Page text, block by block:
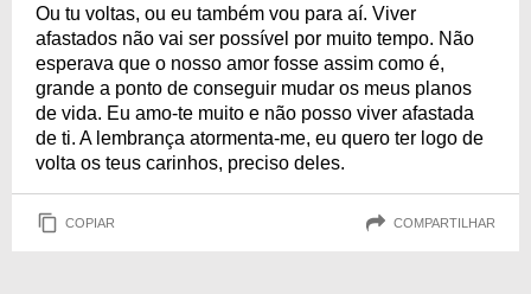
Ou tu voltas, ou eu também vou para aí. Viver
afastados não vai ser possível por muito tempo. Não
esperava que o nosso amor fosse assim como é,
grande a ponto de conseguir mudar os meus planos
de vida. Eu amo-te muito e não posso viver afastada
de ti. A lembrança atormenta-me, eu quero ter logo de
volta os teus carinhos, preciso deles.
COPIAR COMPARTILHAR